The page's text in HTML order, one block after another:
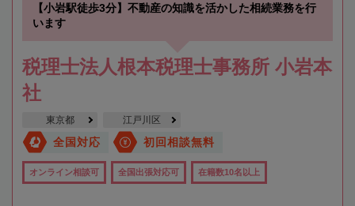
【小岩駅徒歩3分】不動産の知識を活かした相続業務を行
います
税理士法人根本税理士事務所 小岩本
社
東京都 江戸川区
全国対応 初回相談無料
オンライン相談可 全国出張対応可 在籍数10名以上